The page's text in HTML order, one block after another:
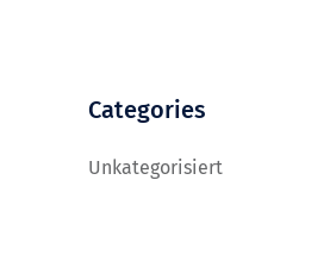
Categories
Unkategorisiert